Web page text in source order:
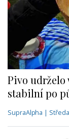
Pivo udrželo
stabilní po
SupraAlpha |